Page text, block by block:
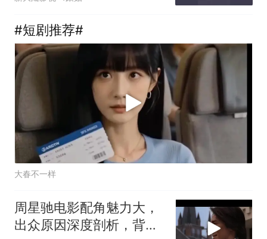
#短剧推荐#
大春不一样
周星驰电影配角魅力大，
出众原因深度剖析，背后